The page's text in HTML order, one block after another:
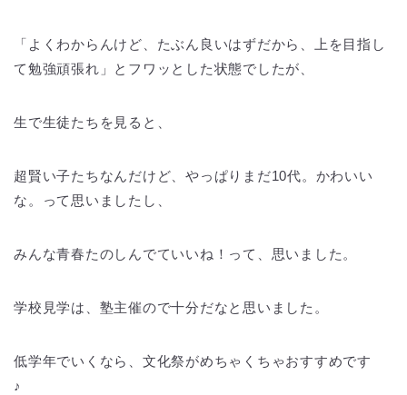
「よくわからんけど、たぶん良いはずだから、上を目指し
て勉強頑張れ」とフワッとした状態でしたが、
生で生徒たちを見ると、
超賢い子たちなんだけど、やっぱりまだ10代。かわいい
な。って思いましたし、
みんな青春たのしんでていいね！って、思いました。
学校見学は、塾主催ので十分だなと思いました。
低学年でいくなら、文化祭がめちゃくちゃおすすめです
♪